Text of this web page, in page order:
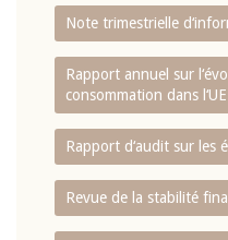
Note trimestrielle
Rapport annuel sur
consommation dans
Rapport d‘audit sur les
Revue de la stabilité